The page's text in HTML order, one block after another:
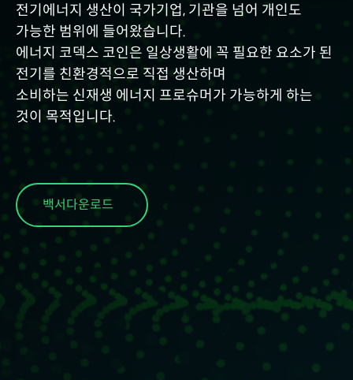
전기에너지 생산이 국가기업, 기관을 넘어 개인도
가능한 범위에 들어왔습니다.
에너지 코덱스 코인은 일상생활에 꼭 필요한 요소가 된
전기를 친환경적으로 직접 생산하며
소비하는 신재생 에너지 프로슈머가 가능하게 하는
것이 목적입니다.
백서다운로드